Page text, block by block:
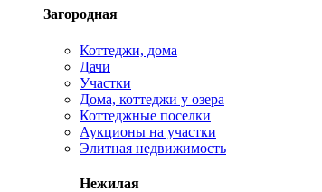
Загородная
Коттеджи, дома
Дачи
Участки
Дома, коттеджи у озера
Коттеджные поселки
Аукционы на участки
Элитная недвижимость
Нежилая